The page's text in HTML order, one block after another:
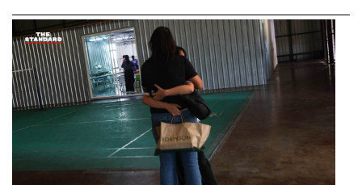
THE STANDARD WEALTH
สำนักข่าวเศรษฐกิจ ธุรกิจ และการลงทุน โดย
ทีมข่าว THE STANDARD